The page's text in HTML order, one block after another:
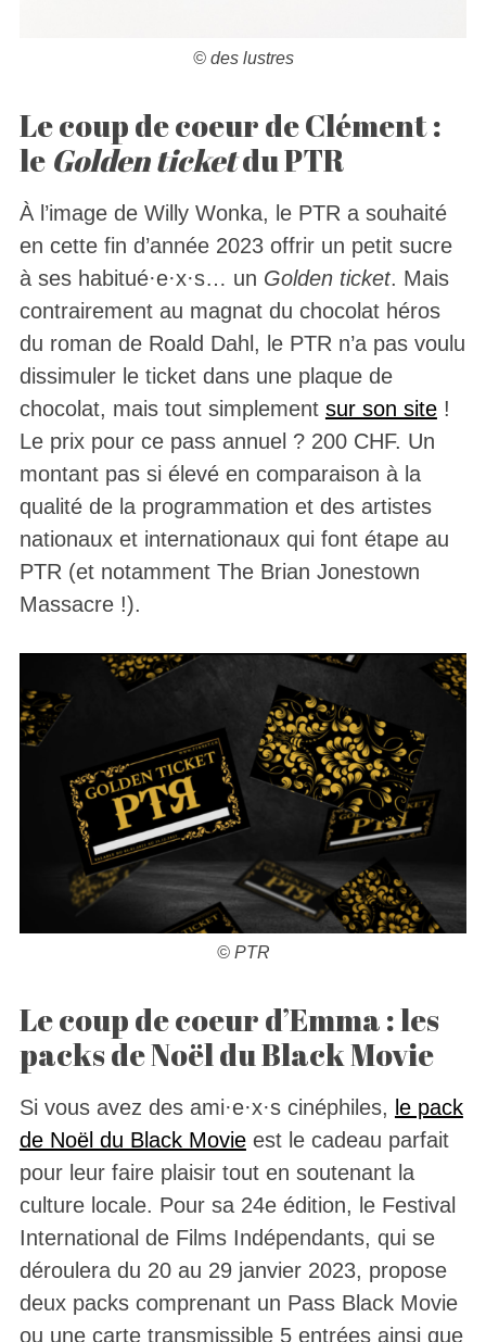
© des lustres
Le coup de coeur de Clément :
le Golden ticketdu PTR
À l’image de Willy Wonka, le PTR a souhaité
en cette fin d’année 2023 offrir un petit sucre
à ses habitué·e·x·s… un Golden ticket. Mais
contrairement au magnat du chocolat héros
du roman de Roald Dahl, le PTR n’a pas voulu
dissimuler le ticket dans une plaque de
chocolat, mais tout simplement sur son site!
Le prix pour ce pass annuel ? 200 CHF. Un
montant pas si élevé en comparaison à la
qualité de la programmation et des artistes
nationaux et internationaux qui font étape au
PTR (et notamment The Brian Jonestown
Massacre !).
© PTR
Le coup de coeur d’Emma : les
packs de Noël du Black Movie
Si vous avez des ami·e·x·s cinéphiles, le pack
de Noël du Black Movieest le cadeau parfait
pour leur faire plaisir tout en soutenant la
culture locale. Pour sa 24e édition, le Festival
International de Films Indépendants, qui se
déroulera du 20 au 29 janvier 2023, propose
deux packs comprenant un Pass Black Movie
ou une carte transmissible 5 entrées ainsi que